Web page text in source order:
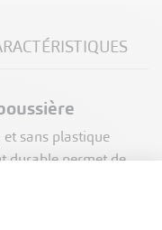
sans plastique
durable permet de
celles-ci sont lavables